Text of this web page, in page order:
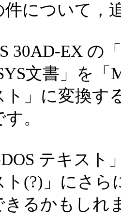
件について，
30AD-EX の
文書」を「
ト」に変換す
。
DOS テキス
ト(?)」にさら
きるかもしれ